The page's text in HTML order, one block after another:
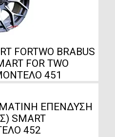
FORTWO BRABUS
FOR TWO
451
ΕΠΕΝΔΥΣΗ
SMART
452